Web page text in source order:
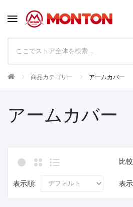
商品カテゴリー アームカバー
アームカバー
比
表示順: 表